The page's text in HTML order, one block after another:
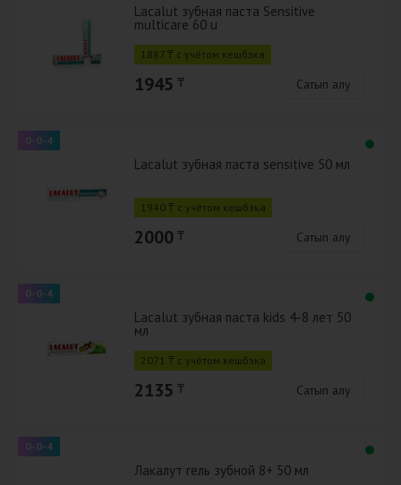
Lacalut зубная паста Sensitive
multicare 60 u
1887 ₸ с учётом кешбэка
1945 ₸ Сатып алу
0-0-4
Lacalut зубная паста sensitive 50 мл
1940 ₸ с учётом кешбэка
2000 ₸ Сатып алу
0-0-4
Lacalut зубная паста kids 4-8 лет 50
мл
2071 ₸ с учётом кешбэка
2135 ₸ Сатып алу
0-0-4
Лакалут гель зубной 8+ 50 мл